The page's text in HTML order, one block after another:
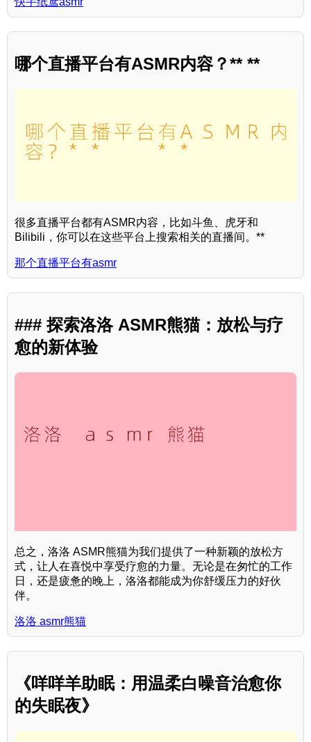
哪个直播平台有ASMR内容？** **
很多直播平台都有ASMR内容，比如斗鱼、虎牙和
Bilibili，你可以在这些平台上搜索相关的直播间。**
那个直播平台有asmr
### 探索洛洛 ASMR熊猫：放松与疗
愈的新体验
总之，洛洛 ASMR熊猫为我们提供了一种新颖的放松方
式，让人在喜悦中享受疗愈的力量。无论是在匆忙的工作
日，还是疲惫的晚上，洛洛都能成为你舒缓压力的好伙
伴。
洛洛 asmr熊猫
《咩咩羊助眠：用温柔白噪音治愈你
的失眠夜》